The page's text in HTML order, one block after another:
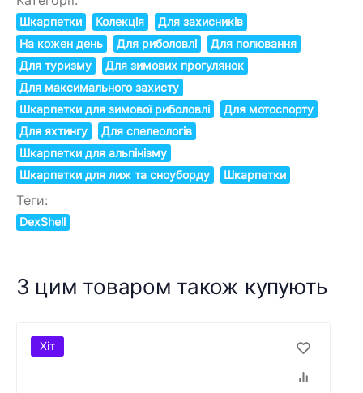
Шкарпетки Колекція
Для захисників
На кожен день
Для риболовлі
Для полювання
Для туризму
Для зимових прогулянок
Для максимального захисту
Шкарпетки для зимової риболовлі
Для мотоспорту
Для яхтингу
Для спелеологів
Шкарпетки для альпінізму
Шкарпетки для лиж та сноуборду
Шкарпетки
Теги:
DexShell
З цим товаром також купують
Хіт